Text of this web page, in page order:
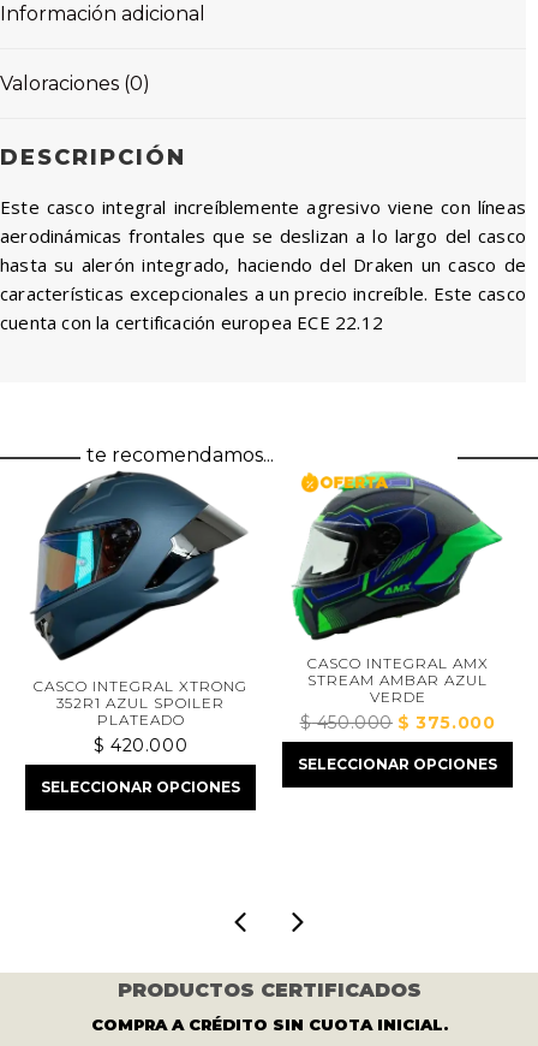
Información adicional
Valoraciones (0)
DESCRIPCIÓN
Este casco integral increíblemente agresivo viene con líneas
aerodinámicas frontales que se deslizan a lo largo del casco
hasta su alerón integrado, haciendo del Draken un casco de
características excepcionales a un precio increíble. Este casco
cuenta con la certificación europea ECE 22.12
te recomendamos...
CASCO INTEGRAL XTRONG
352R1 AZUL SPOILER
PLATEADO
$ 420.000
SELECCIONAR OPCIONES
CASCO INTEGRAL AMX
STREAM AMBAR AZUL
VERDE
$450.000 El
precio
original
$ 375.000El
SELECCIONAR OPCIONES
PRODUCTOS CERTIFICADOS
COMPRA A CRÉDITO SIN CUOTA INICIAL.